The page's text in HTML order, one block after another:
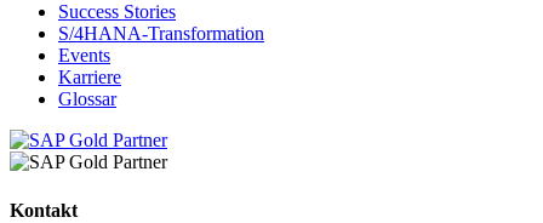
Success Stories
S/4HANA-Transformation
Events
Karriere
Glossar
Kontakt